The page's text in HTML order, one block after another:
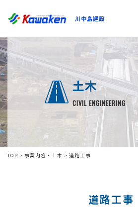
川中島建設
川中島建設
トップ
トピックス
私たちについて
土木
CIVIL ENGINEERING
TOP > 事業内容・土木 > 道路工事
道路工事